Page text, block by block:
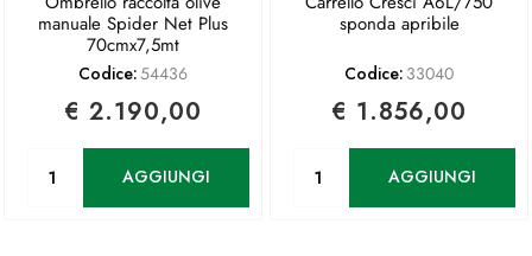
manuale Spider Net Plus
70cmx7,5mt
Codice:54436
€ 2.190,00
AGGIUNGI
sponda apribile
Codice: 33040
€ 1.856,00
AGGIUNGI